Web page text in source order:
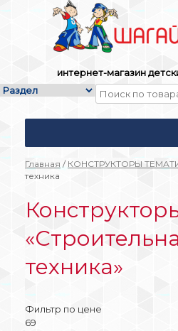
интернет-магазин
Главная / КОНСТРУКТОРЫ
техника
техника»
Фильтр по цене
69